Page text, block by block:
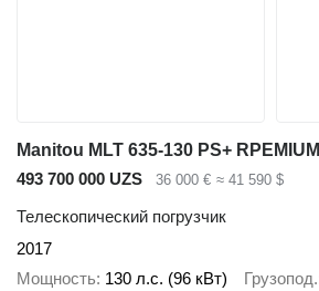
Manitou MLT 635-130 PS+ RPEMIUM
493 700 000 UZS
36 000 € ≈ 41 590 $
Телескопический погрузчик
2017
Мощность 130 л.с. (96 кВт) Грузопод.